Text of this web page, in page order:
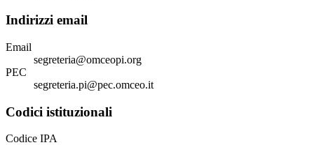
Indirizzi email
Email
segreteria@omceopi.org
PEC
segreteria.pi@pec.omceo.it
Codici istituzionali
Codice IPA